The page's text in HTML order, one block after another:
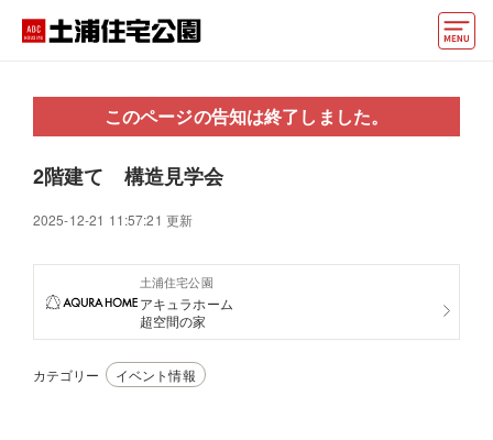
住宅会社・ハウスメーカー
イベント情報・プレゼント
アクセス
好みからモデルハウスを探す
住まいづくりお役立ち情報
他の展示場
このページの告知は終了しました。
2階建て 構造見学会
2025-12-21 11:57:21 更新
土浦住宅公園
アキュラホーム
超空間の家
カテゴリー イベント情報